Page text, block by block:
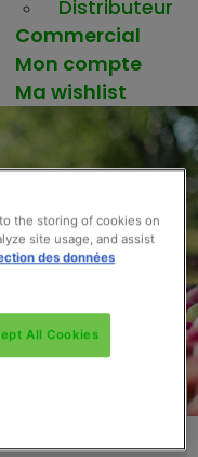
Distributeur
Commercial
Mon compte
Ma wishlist
the storing of cookies on
site usage, and assist
des données
All Cookies